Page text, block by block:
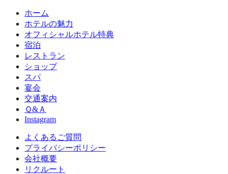
ホーム
ホテルの魅力
オフィシャルホテル特典
宿泊
レストラン
ショップ
スパ
宴会
交通案内
Ｑ&Ａ
Instagram
よくあるご質問
プライバシーポリシー
会社概要
リクルート